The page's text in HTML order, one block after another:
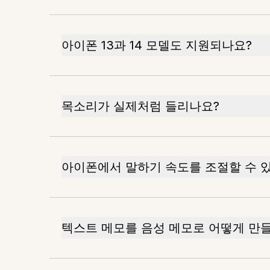
아이폰 13과 14 모델도 지원되나요?
목소리가 실제처럼 들리나요?
아이폰에서 말하기 속도를 조절할 수
텍스트 메모를 음성 메모로 어떻게 만